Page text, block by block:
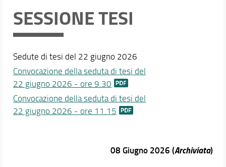
Orario e calendari
SESSIONE TESI
Sedute di tesi del 22 giugno 2026
Convocazione della seduta di tesi del
22 giugno 2026 - ore 9.30
Convocazione della seduta di tesi del
22 giugno 2026 - ore 11.15
08 Giugno 2026 (Archiviata)